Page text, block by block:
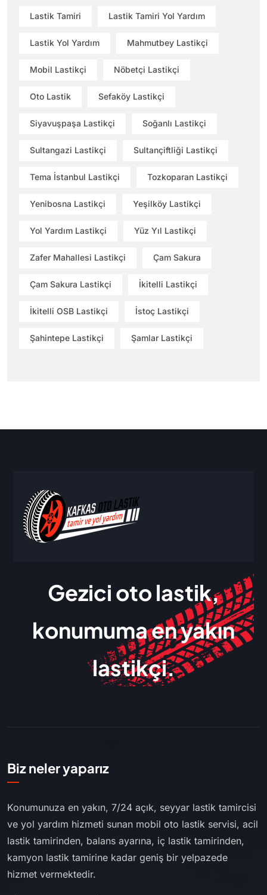
Lastik Tamiri Lastik Tamiri Yol Yardım
Lastik Yol Yardım Mahmutbey Lastikçi
Mobil Lastikçi Nöbetçi Lastikçi
Oto Lastik Sefaköy Lastikçi
Siyavuşpaşa Lastikçi Soğanlı Lastikçi
Sultangazi Lastikçi Sultançiftliği Lastikçi
Tema İstanbul Lastikçi Tozkoparan Lastikçi
Yenibosna Lastikçi Yeşilköy Lastikçi
Yol Yardım Lastikçi Yüz Yıl Lastikçi
Zafer Mahallesi Lastikçi Çam Sakura
Çam Sakura Lastikçi İkitelli Lastikçi
İkitelli OSB Lastikçi İstoç Lastikçi
Şahintepe Lastikçi Şamlar Lastikçi
Gezici oto lastik,
konumuma en yakın
lastikçi.
Biz neler yaparız
Konumunuza en yakın, 7/24 açık, seyyar lastik tamircisi
ve yol yardım hizmeti sunan mobil oto lastik servisi, acil
lastik tamirinden, balans ayarına, iç lastik tamirinden,
kamyon lastik tamirine kadar geniş bir yelpazede
hizmet vermektedir.